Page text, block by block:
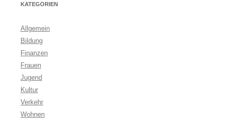
KATEGORIEN
Allgemein
Bildung
Finanzen
Frauen
Jugend
Kultur
Verkehr
Wohnen